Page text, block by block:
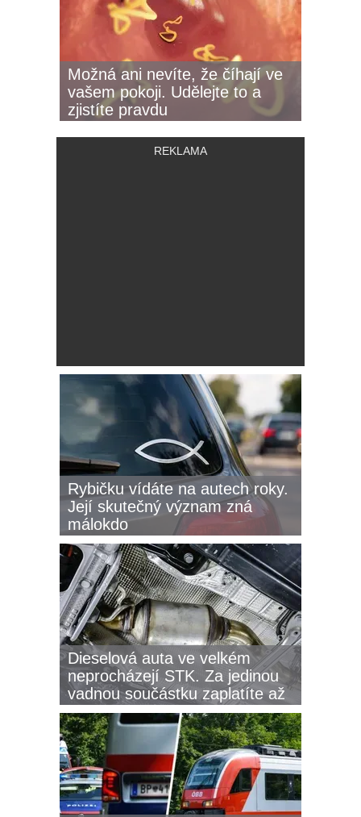
Možná ani nevíte, že číhají ve
vašem pokoji. Udělejte to a
zjistíte pravdu
Rybičku vídáte na autech roky.
Její skutečný význam zná
málokdo
Dieselová auta ve velkém
neprocházejí STK. Za jedinou
vadnou součástku zaplatíte až
73 tisíc Kč